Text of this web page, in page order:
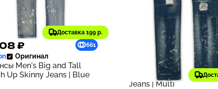
Доставка 199 р.
₽ 661
Оригинал
Men's Big and Tall
Up Skinny Jeans | Blue
6 608 ₽
Оригинал
Джинсы Men's Big and
Mulberry Moto Skinny
Jeans | Multi